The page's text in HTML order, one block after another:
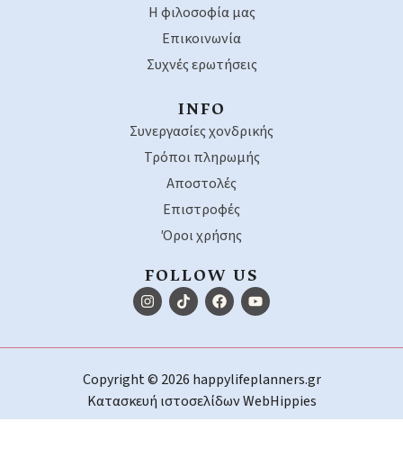
Η φιλοσοφία μας
Επικοινωνία
Συχνές ερωτήσεις
INFO
Συνεργασίες χονδρικής
Τρόποι πληρωμής
Αποστολές
Επιστροφές
Όροι χρήσης
FOLLOW US
Copyright © 2026 happylifeplanners.gr
Κατασκευή ιστοσελίδωνWebHippies